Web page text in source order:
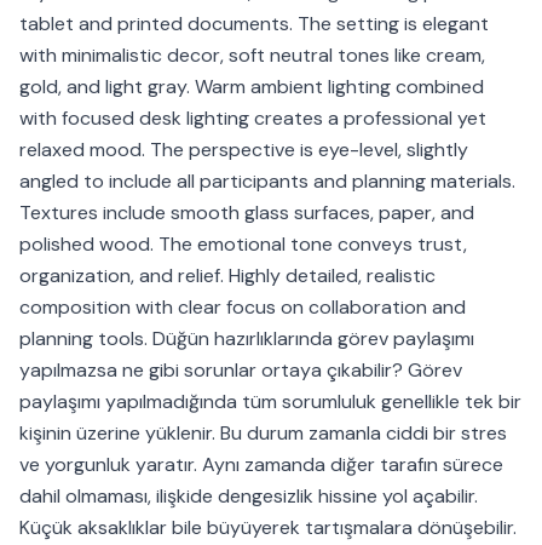
tablet and printed documents. The setting is elegant
with minimalistic decor, soft neutral tones like cream,
gold, and light gray. Warm ambient lighting combined
with focused desk lighting creates a professional yet
relaxed mood. The perspective is eye-level, slightly
angled to include all participants and planning materials.
Textures include smooth glass surfaces, paper, and
polished wood. The emotional tone conveys trust,
organization, and relief. Highly detailed, realistic
composition with clear focus on collaboration and
planning tools. Düğün hazırlıklarında görev paylaşımı
yapılmazsa ne gibi sorunlar ortaya çıkabilir? Görev
paylaşımı yapılmadığında tüm sorumluluk genellikle tek bir
kişinin üzerine yüklenir. Bu durum zamanla ciddi bir stres
ve yorgunluk yaratır. Aynı zamanda diğer tarafın sürece
dahil olmaması, ilişkide dengesizlik hissine yol açabilir.
Küçük aksaklıklar bile büyüyerek tartışmalara dönüşebilir.